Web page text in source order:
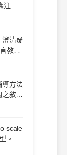
意
的要素
動的
澄清疑
互教
導方法
敘述
scale
。